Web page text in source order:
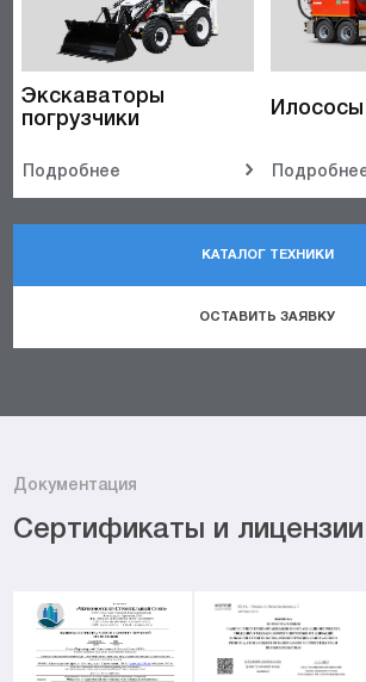
КАТАЛОГ ТЕХНИКИ
ОСТАВИТЬ ЗАЯВКУ
Экскаваторы
погрузчики
Подробнее
Илососы
Документация
Сертификаты и лицензии